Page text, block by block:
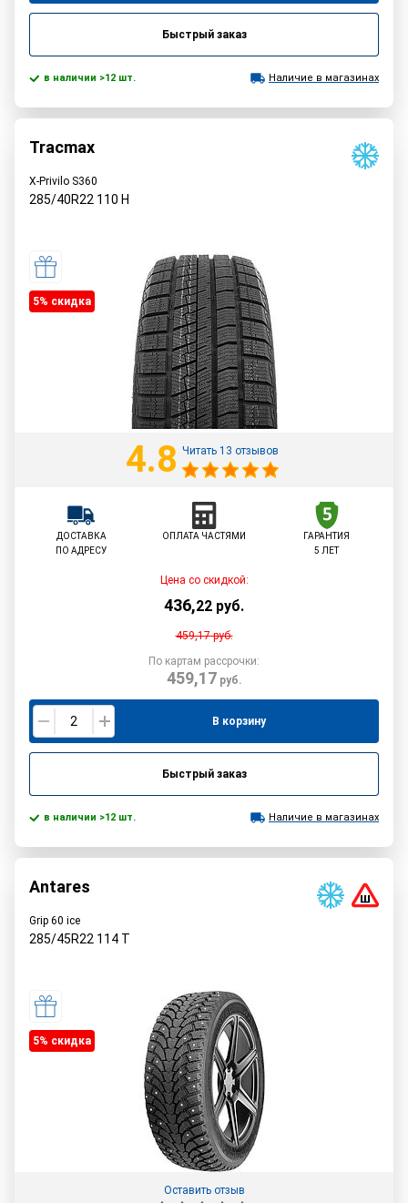
Быстрый заказ
в наличии >12 шт. Наличие в магазинах
Tracmax
X-Privilo S360
285/40R22 110 H
5% cкидка
4.8 Читать 13 отзывов
ДОСТАВКА
ПО АДРЕСУ
ОПЛАТА ЧАСТЯМИ
ГАРАНТИЯ
5 ЛЕТ
Цена со скидкой:
436,22 руб.
459,17руб.
По картам рассрочки:
459,17 руб.
В корзину
Быстрый заказ
в наличии >12 шт. Наличие в магазинах
Antares
Grip 60 ice
285/45R22 114 T
5% cкидка
Оставить отзыв